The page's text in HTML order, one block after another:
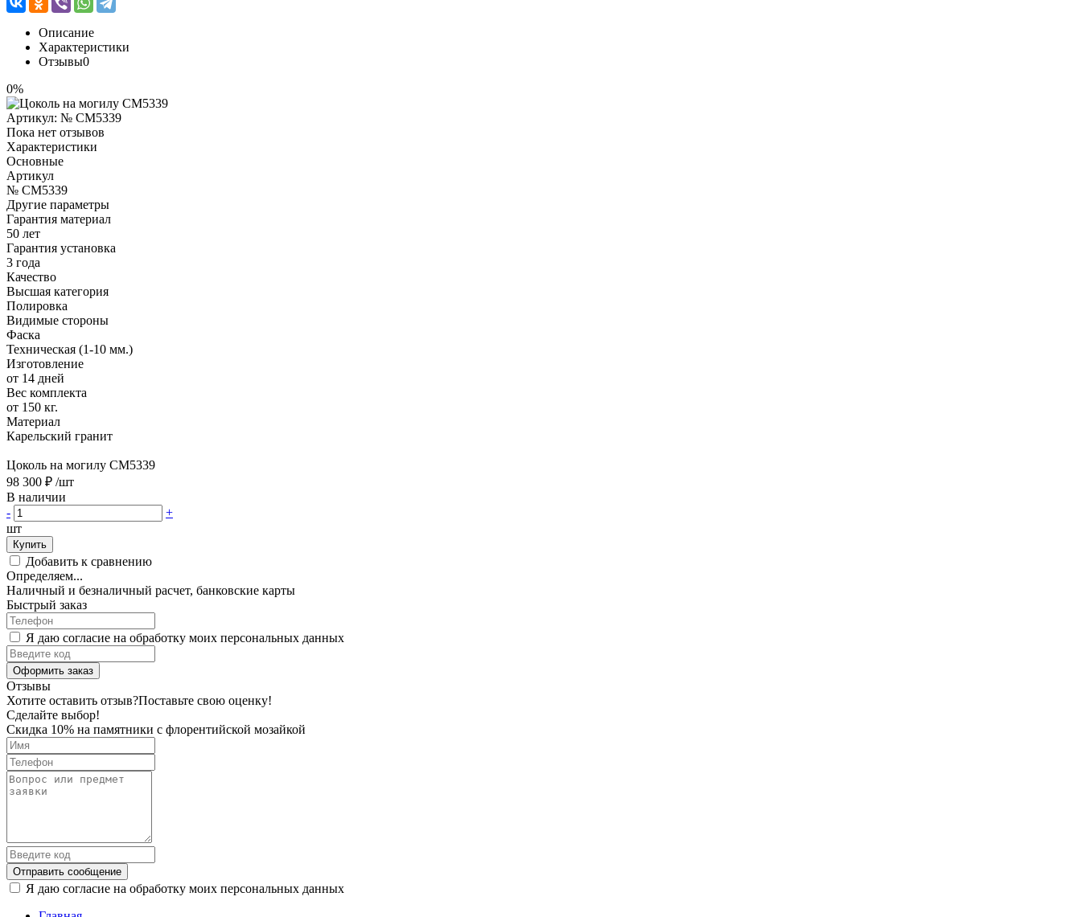
Описание
Характеристики
Отзывы0
0%
Артикул: № CM5339
Пока нет отзывов
Характеристики
Основные
Артикул
№ CM5339
Другие параметры
Гарантия материал
50 лет
Гарантия установка
3 года
Качество
Высшая категория
Полировка
Видимые стороны
Фаска
Техническая (1-10 мм.)
Изготовление
от 14 дней
Вес комплекта
от 150 кг.
Материал
Карельский гранит
Цоколь на могилу CM5339
98 300 ₽ /шт
В наличии
-
+
шт
Купить
Добавить к сравнению
Определяем...
Наличный и безналичный расчет, банковские карты
Быстрый заказ
Я даю согласие на обработку моих персональных данных
Оформить заказ
Отзывы
Хотите оставить отзыв?Поставьте свою оценку!
Сделайте выбор!
Скидка 10% на памятники с флорентийской мозайкой
Отправить сообщение
Я даю согласие на обработку моих персональных данных